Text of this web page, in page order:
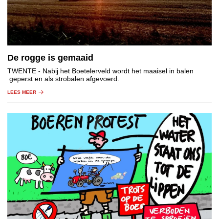
De rogge is gemaaid
TWENTE - Nabij het Boetelerveld wordt het maaisel in balen
geperst en als strobalen afgevoerd.
LEES MEER